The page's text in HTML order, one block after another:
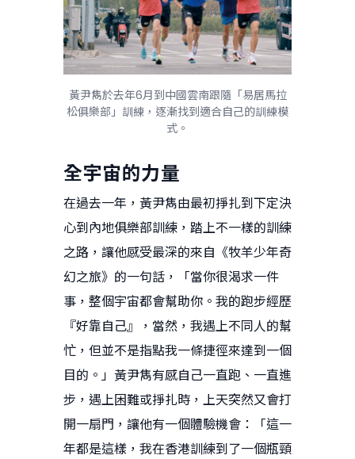
黃尹雋於去年6月到中國雲南跟隨「易居馬拉
松俱樂部」訓練，逐漸找到適合自己的訓練模
式。
全宇宙的力量
在過去一年，黃尹雋由最初掙扎到下定決
心到內地俱樂部訓練，踏上不一樣的訓練
之路，讓他感受最深的來自《牧羊少年奇
幻之旅》的一句話，「當你很渴求一件
事，整個宇宙都會幫助你。我的跑步經歷
『好靠自己』，當然，我遇上不同人的幫
忙，但並不是指點我一條捷徑來達到一個
目的。」黃尹雋有感自己一直跑、一直進
步，遇上困難或掙扎時，上天突然又會打
開一扇門，讓他有一個體驗機會：「這一
年都是這樣，我在香港訓練到了一個瓶頸